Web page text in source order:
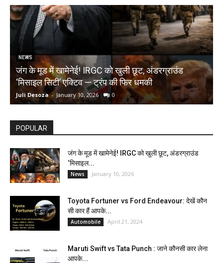
NEWS
जंग के मूड में खामेनेई! IRGC को खुली छूट, अंडरग्राउंड
‘मिसाइल सिटी’ एक्टिव — ट्रंप की फिर धमकी
Juli Desoza - January 10, 2026 0
POPULAR
जंग के मूड में खामेनेई! IRGC को खुली छूट, अंडरग्राउंड
‘मिसाइल...
News January 10, 2026
Toyota Fortuner vs Ford Endeavour: देखें कौन
सी कार हैं आपके...
Automobile April 21, 2024
Maruti Swift vs Tata Punch : जाने कौनसी कार लेना
आपके...